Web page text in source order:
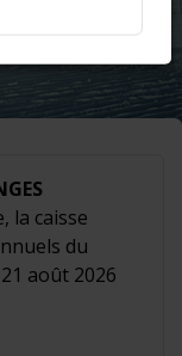
la caisse
du
août 2026